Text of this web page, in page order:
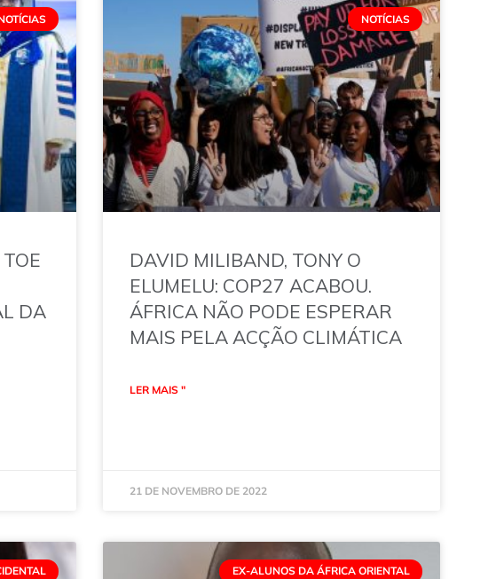
DA
NOTÍCIAS
DAVID MILIBAND, TONY O
ELUMELU: COP27 ACABOU.
ÁFRICA NÃO PODE ESPERAR
MAIS PELA ACÇÃO CLIMÁTICA
LER MAIS "
21 DE NOVEMBRO DE 2022
EX-ALUNOS DA ÁFRICA ORIENTAL